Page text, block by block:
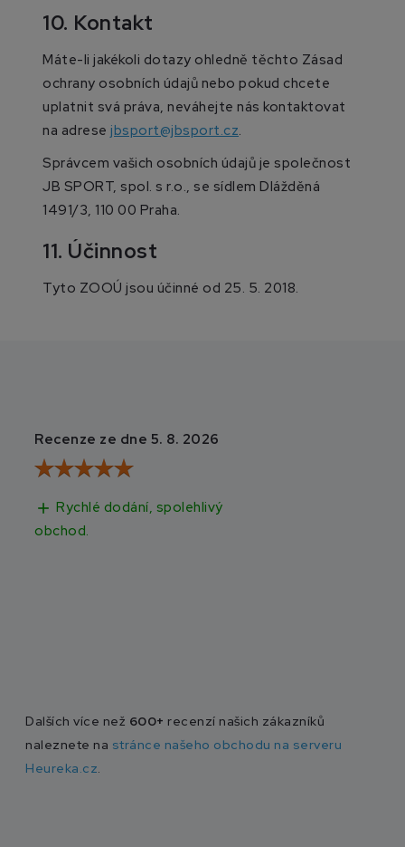
10. Kontakt
Máte-li jakékoli dotazy ohledně těchto Zásad
ochrany osobních údajů nebo pokud chcete
uplatnit svá práva, neváhejte nás kontaktovat
na adrese jbsport@jbsport.cz.
Správcem vašich osobních údajů je společnost
JB SPORT, spol. s r.o., se sídlem Dlážděná
1491/3, 110 00 Praha.
11. Účinnost
Tyto ZOOÚ jsou účinné od 25. 5. 2018.
Recenze ze dne 5. 8. 2026
add Rychlé dodání, spolehlivý
obchod.
Dalších více než 600+ recenzí našich zákazníků
naleznete na stránce našeho obchodu na serveru
Heureka.cz.